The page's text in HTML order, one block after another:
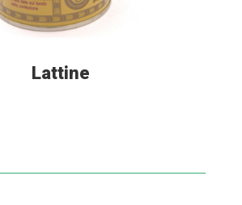
Lattine